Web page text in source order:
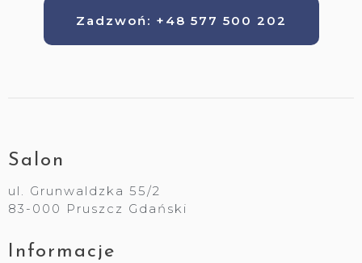
Zadzwoń: +48 577 500 202
Salon
ul. Grunwaldzka 55/2
83-000 Pruszcz Gdański
Informacje